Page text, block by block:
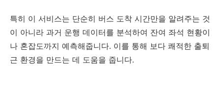
특히 이 서비스는 단순히 버스 도착 시간만을 알려주는 것
이 아니라 과거 운행 데이터를 분석하여 잔여 좌석 현황이
나 혼잡도까지 예측해줍니다. 이를 통해 보다 쾌적한 출퇴
근 환경을 만드는 데 도움을 줍니다.